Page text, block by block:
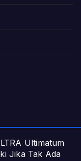
Ultimatum
Jika Tak Ada